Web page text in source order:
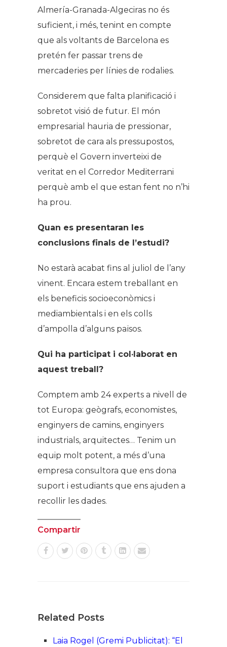
Almería-Granada-Algeciras no és
suficient, i més, tenint en compte
que als voltants de Barcelona es
pretén fer passar trens de
mercaderies per línies de rodalies.
Considerem que falta planificació i
sobretot visió de futur. El món
empresarial hauria de pressionar,
sobretot de cara als pressupostos,
perquè el Govern inverteixi de
veritat en el Corredor Mediterrani
perquè amb el que estan fent no n’hi
ha prou.
Quan es presentaran les
conclusions finals de l’estudi?
No estarà acabat fins al juliol de l’any
vinent. Encara estem treballant en
els beneficis socioeconòmics i
mediambientals i en els colls
d’ampolla d’alguns països.
Qui ha participat i col·laborat en
aquest treball?
Comptem amb 24 experts a nivell de
tot Europa: geògrafs, economistes,
enginyers de camins, enginyers
industrials, arquitectes… Tenim un
equip molt potent, a més d’una
empresa consultora que ens dona
suport i estudiants que ens ajuden a
recollir les dades.
Compartir
Related Posts
Laia Rogel (Gremi Publicitat): “El